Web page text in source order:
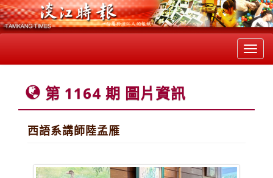
第 1164 期 圖片資訊
西語系講師陸孟雁